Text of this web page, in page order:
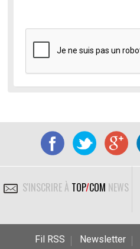
S'INSCRIRE À TOP/COM NEWS
Fil RSS Newsletter